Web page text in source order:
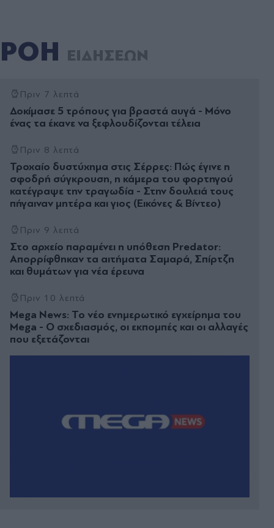
ΡΟΗ ΕΙΔΗΣΕΩΝ
Πριν 7 λεπτά
Δοκίμασε 5 τρόπους για βραστά αυγά - Μόνο
ένας τα έκανε να ξεφλουδίζονται τέλεια
Πριν 8 λεπτά
Τροχαίο δυστύχημα στις Σέρρες: Πώς έγινε η
σφοδρή σύγκρουση, η κάμερα του φορτηγού
κατέγραψε την τραγωδία - Στην δουλειά τους
πήγαιναν μητέρα και γιος (Εικόνες & Βίντεο)
Πριν 9 λεπτά
Στο αρχείο παραμένει η υπόθεση Predator:
Απορρίφθηκαν τα αιτήματα Σαμαρά, Σπίρτζη
και θυμάτων για νέα έρευνα
Πριν 10 λεπτά
Mega News: Το νέο ενημερωτικό εγχείρημα του
Mega - Ο σχεδιασμός, οι εκπομπές και οι αλλαγές
που εξετάζονται